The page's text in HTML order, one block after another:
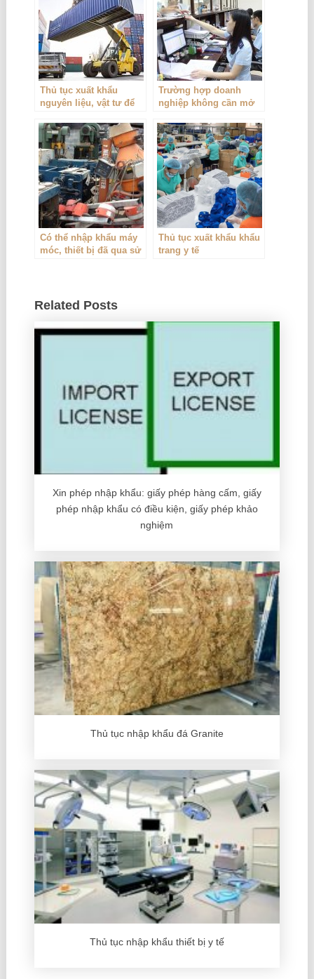
Thủ tục xuất khẩu
nguyên liệu, vật tư để
khẩu sản phẩm gia
công
Trường hợp doanh
nghiệp không cần mở
Có thể nhập khẩu máy
móc, thiết bị đã qua sử
Thủ tục xuất khẩu khẩu
trang y tế
Related Posts
Xin phép nhập khẩu: giấy phép hàng cấm, giấy
phép nhập khẩu có điều kiện, giấy phép khảo
nghiệm
Thủ tục nhập khẩu đá Granite
Thủ tục nhập khẩu thiết bị y tế